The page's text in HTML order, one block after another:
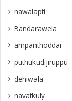
nawalapti
Bandarawela
ampanthoddai
puthukudijiruppu
dehiwala
navatkuly